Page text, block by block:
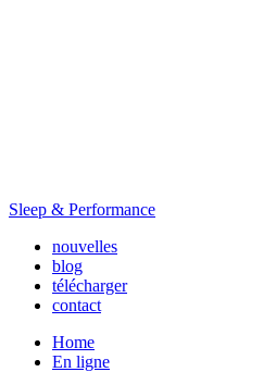
Sleep & Performance
nouvelles
blog
télécharger
contact
Home
En ligne